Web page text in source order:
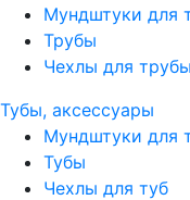
Мундштуки для
Трубы
Чехлы для трубы
Тубы, аксессуары
Мундштуки для
Тубы
Чехлы для туб